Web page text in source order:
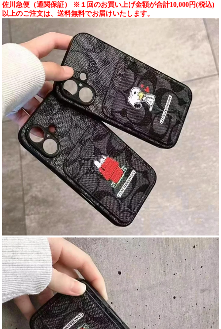
佐川急便（通関保証） ※１回のお買い上げ金額が合計10,000円(税込)
以上のご注文は、送料無料でお届けいたします。